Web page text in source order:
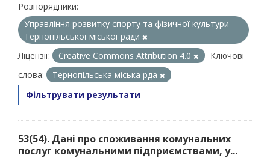
Розпорядники:
Управління розвитку спорту та фізичної культури
Тернопільської міської ради
Ліцензії:
Creative Commons Attribution 4.0
Ключові
слова:
Тернопільська міська рда
Фільтрувати результати
53(54). Дані про споживання комунальних
послуг комунальними підприємствами, у...